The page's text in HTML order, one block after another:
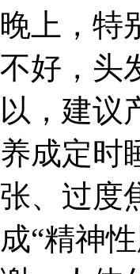
晚上，特
不好，头
以，建议
养成定时
张、过度
成“精神